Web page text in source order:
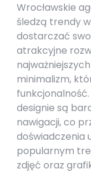
Wrocławskie
śledzą trendy
dostarczać
atrakcyjne
minimalizm,
designie są
nawigacji, co
doświadczenia
popularnym
zdjęć oraz